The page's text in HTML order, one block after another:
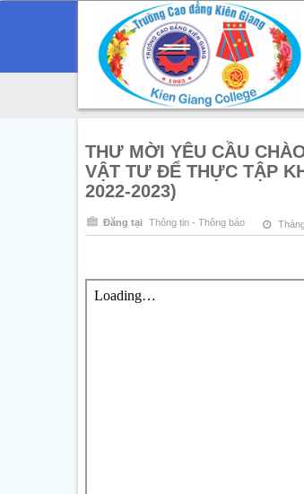
THƯ MỜI YÊU CẦU
VẬT TƯ ĐỂ THỰC TẬP
2022-2023)
Đăng tại Thông tin - Thông báo